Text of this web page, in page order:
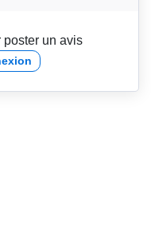
poster un avis